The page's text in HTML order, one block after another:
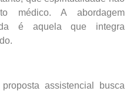
médico. A abordagem
é aquela que integra
assistencial busca